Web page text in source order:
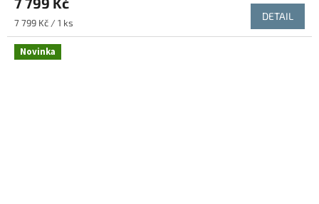
Měrná
cena:
7 799 Kč / 1 ks
DETAIL
Novinka